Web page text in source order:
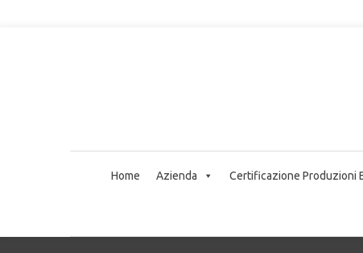
Home Azienda Certificazione Produzioni